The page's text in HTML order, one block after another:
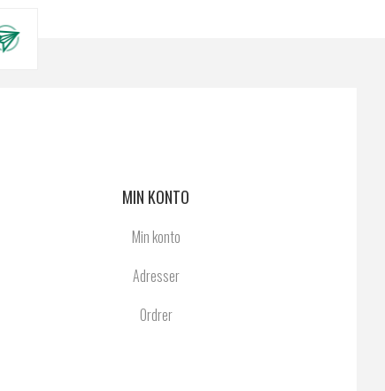
MIN KONTO
Min konto
Adresser
Ordrer